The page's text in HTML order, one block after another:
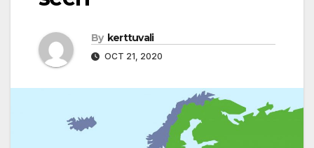
By kerttuvali
OCT 21, 2020